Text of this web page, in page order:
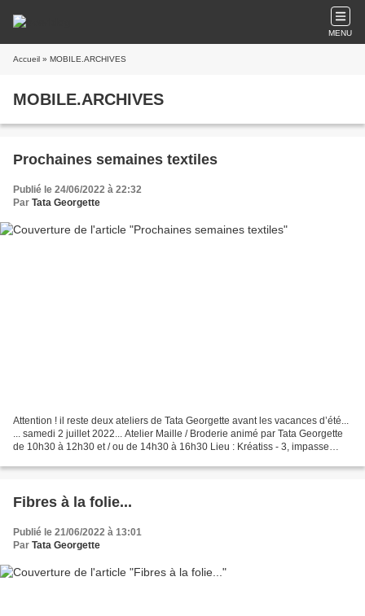
MENU
Accueil » MOBILE.ARCHIVES
MOBILE.ARCHIVES
Prochaines semaines textiles
Publié le 24/06/2022 à 22:32
Par Tata Georgette
Attention ! il reste deux ateliers de Tata Georgette avant les vacances d’été...
... samedi 2 juillet 2022... Atelier Maille / Broderie animé par Tata Georgette
de 10h30 à 12h30 et / ou de 14h30 à 16h30 Lieu : Kréatiss - 3, impasse
Fibres à la folie...
Publié le 21/06/2022 à 13:01
Par Tata Georgette